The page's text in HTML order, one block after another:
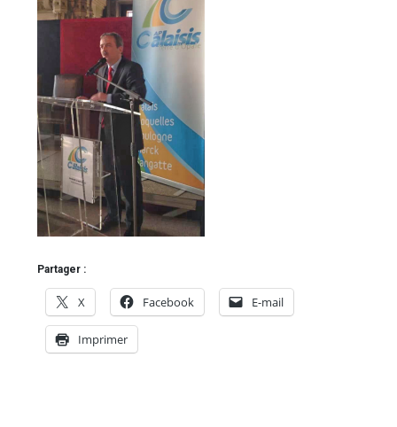
Partager :
X Facebook E-mail
Imprimer